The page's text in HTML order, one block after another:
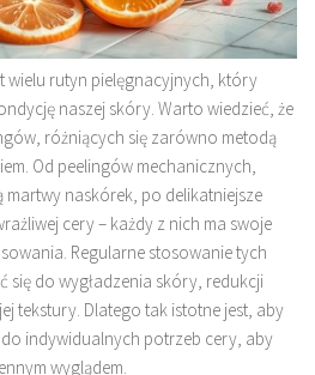
wielu rutyn pielęgnacyjnych, który
naszej skóry. Warto wiedzieć, że
różniących się zarówno metodą
Od peelingów mechanicznych,
martwy naskórek, po delikatniejsze
cery – każdy z nich ma swoje
Regularne stosowanie tych
się do wygładzenia skóry, redukcji
tekstury. Dlatego tak istotne jest, aby
indywidualnych potrzeb cery, aby
wyglądem.